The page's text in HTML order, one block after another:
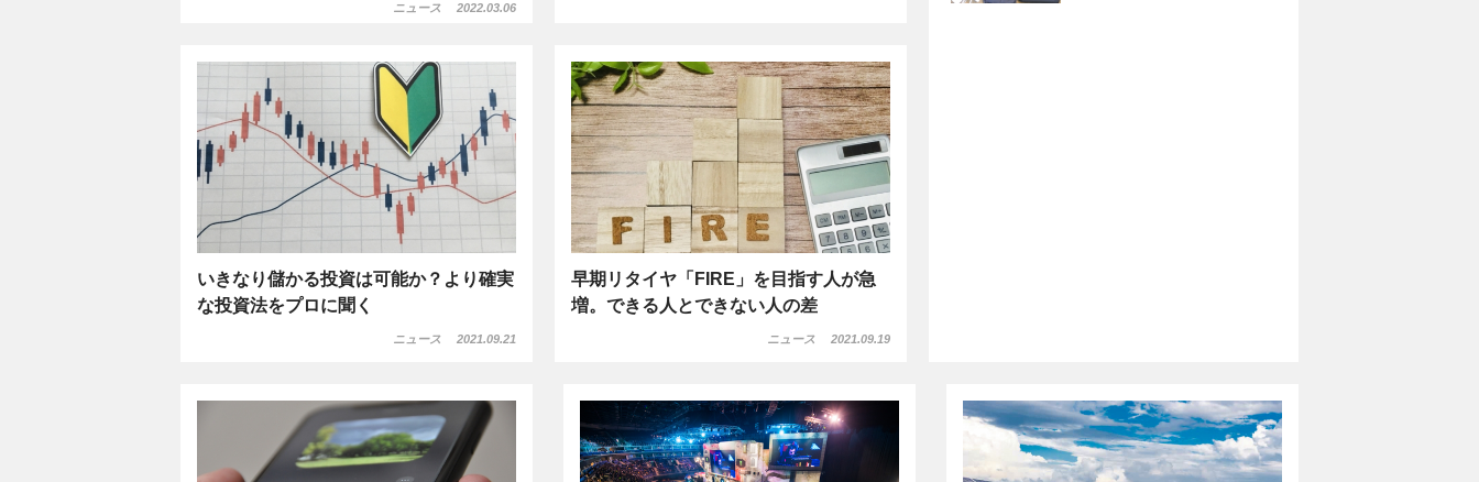
ニュース 2022.03.06
いきなり儲かる投資は可能か？より確実
な投資法をプロに聞く
ニュース 2021.09.21
早期リタイヤ「FIRE」を目指す人が急
増。できる人とできない人の差
ニュース 2021.09.19